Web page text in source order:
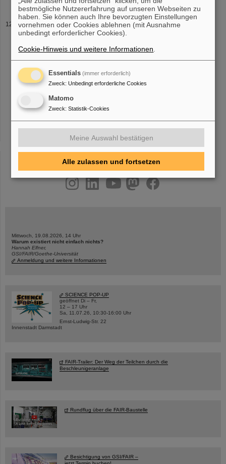
Jochen Frühauf
Gruppe: Digitalelektronik Telefon: +49-6159-71 1554 Fax: +49
6159 71 2986 Raum: SB2 - 2.260
: j.fruehauf(at)
Postanschrift: Jochen Frühauf - EEL Gesellschaft für
Schwerionenforschung Planckstr.1
.... 7 8
....
instagramlinkedin youtubehelmholtz.socialfacebook
Mittwoch, 19.08.2026, 14 Uhr
Warum existiert nicht einfach nichts?
Hannah Elfner,
GSI/FAIR/Goethe-Universität
Anmeldung und weitere Informationen
SCIENCE POP-UP
geöffnet Di – Fr,
12 – 17 Uhr
Sa, 11.07.26, 10:30-16:00 Uhr
Ernst-Ludwig-Str. 22
Innenstadt Darmstadt
FAIR-Trailer: Der Weg der Teilchen durch die
Beschleunigeranlage
Rundflug über die FAIR-Baustelle
Besichtigung von GSI/FAIR –
bestmögliche Nutzererfahrung auf unseren Webseiten zu
haben. Sie können auch Ihre bevorzugten Einstellungen
vornehmen oder Cookies ablehnen (mit Ausnahme
unbedingt erforderlicher Cookies).
Cookie-Hinweis und weitere Informationen
Essentials (immer erforderlich)
Zweck: Unbedingt erforderliche Cookies
Matomo
Zweck: Statistik-Cookies
Meine Auswahl bestätigen
Alle zulassen und fortsetzen